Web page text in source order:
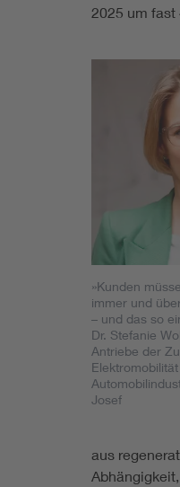
2025 um
»Kunden
immer und
– und das so
Dr. Stefanie
Antriebe der
Josef
aus